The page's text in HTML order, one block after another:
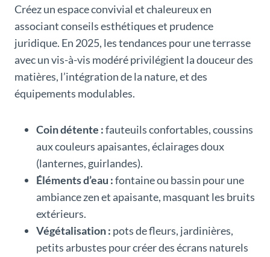
Créez un espace convivial et chaleureux en
associant conseils esthétiques et prudence
juridique. En 2025, les tendances pour une terrasse
avec un vis-à-vis modéré privilégient la douceur des
matières, l’intégration de la nature, et des
équipements modulables.
Coin détente :fauteuils confortables, coussins
aux couleurs apaisantes, éclairages doux
(lanternes, guirlandes).
Éléments d’eau :fontaine ou bassin pour une
ambiance zen et apaisante, masquant les bruits
extérieurs.
Végétalisation : pots de fleurs, jardinières,
petits arbustes pour créer des écrans naturels